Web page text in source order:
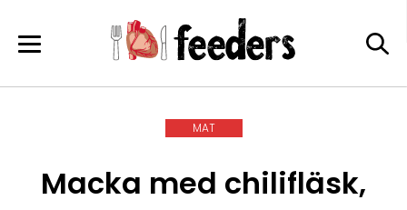
MAT
Macka med chilifläsk,